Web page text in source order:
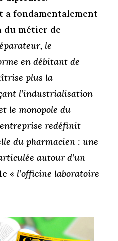
a fondamentalement
du métier de
le
en débitant de
plus la
l’industrialisation
le monopole du
redéfinit
du pharmacien : une
autour d’un
« l’officine laboratoire